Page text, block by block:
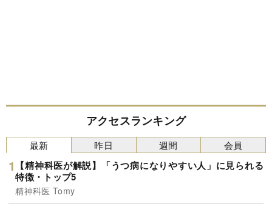
アクセスランキング
最新
【精神科医が解説】「うつ病になりやすい人」に見られる
特徴・トップ5
精神科医 Tomy
昨日 週間 会員